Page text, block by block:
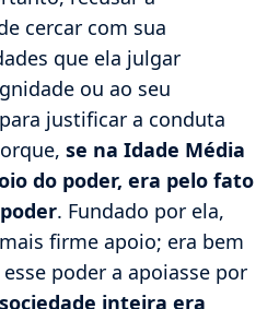
cercar com sua
que ela julgar
ou ao seu
justificar a conduta
se na Idade Média
do poder, era pelo fato
. Fundado por ela,
firme apoio; era bem
poder a apoiasse por
inteira era